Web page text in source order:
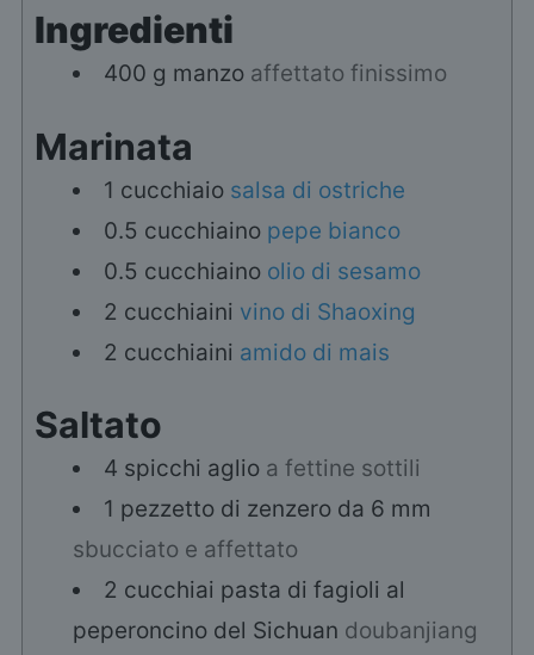
Ingredienti
400 g manzo affettato finissimo
Marinata
1 cucchiaio salsa di ostriche
0.5 cucchiaino pepe bianco
0.5 cucchiaino olio di sesamo
2 cucchiaini vino di Shaoxing
2 cucchiaini amido di mais
Saltato
4 spicchi aglio a fettine sottili
1 pezzetto di zenzero da 6 mm
sbucciato e affettato
2 cucchiai pasta di fagioli al
peperoncino del Sichuan doubanjiang